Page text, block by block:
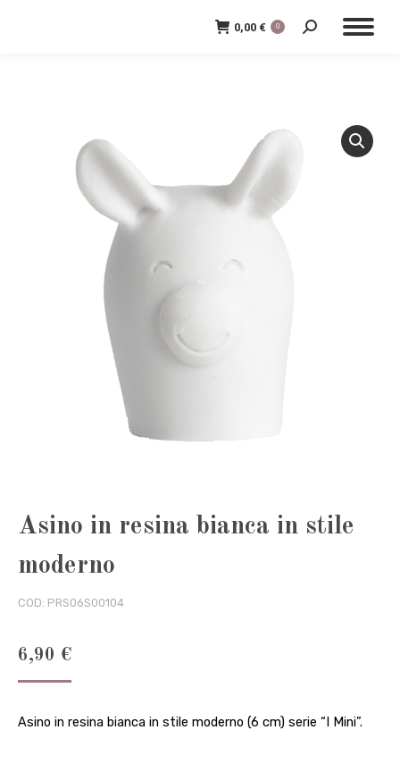
0,00 € 0 Cerca:
Asino in resina bianca in stile
moderno
COD: PRS06S00104
6,90 €
Asino in resina bianca in stile moderno (6 cm) serie “I Mini”.